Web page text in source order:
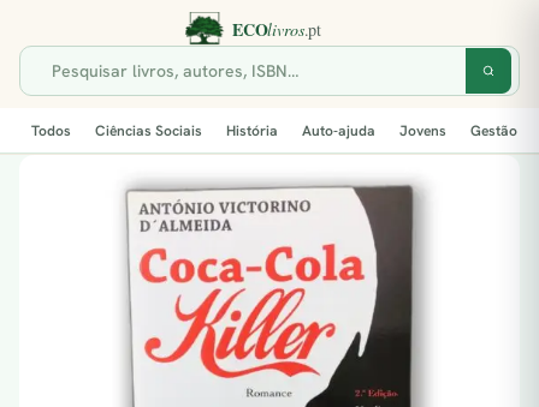
Todos Ciências Sociais História Auto-ajuda Jovens Gestão